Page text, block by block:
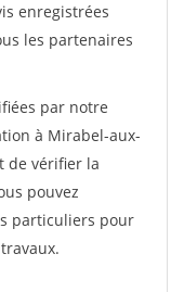
enregistrées
les partenaires
par notre
à Mirabel-aux-
de vérifier la
pouvez
particuliers pour